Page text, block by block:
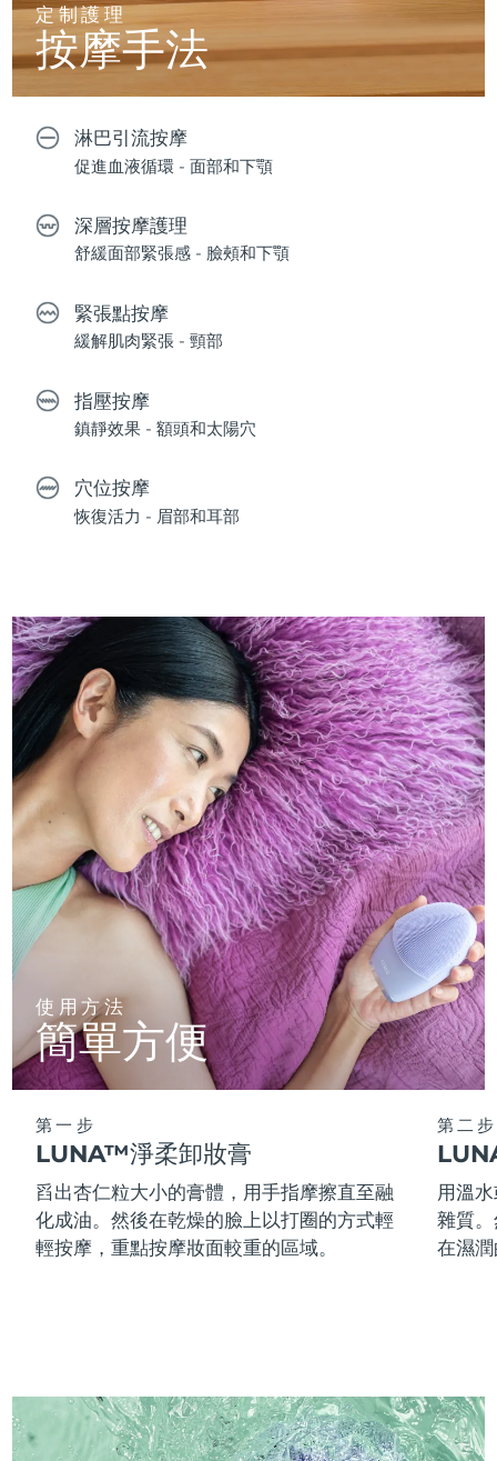
定制護理
按摩手法
淋巴引流按摩
促進血液循環 - 面部和下顎
深層按摩護理
舒緩面部緊張感 - 臉頰和下顎
緊張點按摩
緩解肌肉緊張 - 頸部
指壓按摩
鎮靜效果 - 額頭和太陽穴
穴位按摩
恢復活力 - 眉部和耳部
使用方法
簡單方便
第一步
LUNA™淨柔卸妝膏
舀出杏仁粒大小的膏體，用手指摩擦直至融
化成油。然後在乾燥的臉上以打圈的方式輕
輕按摩，重點按摩妝面較重的區域。
第二步
用溫
雜質
在濕